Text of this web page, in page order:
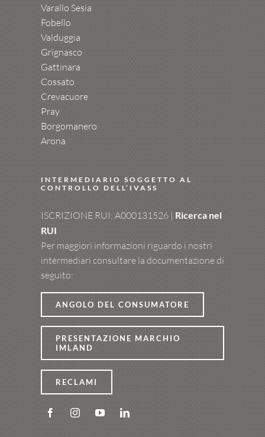
Varallo Sesia
Fobello
Valduggia
Grignasco
Gattinara
Cossato
Crevacuore
Pray
Borgomanero
Arona
INTERMEDIARIO SOGGETTO AL
CONTROLLO DELL’IVASS
ISCRIZIONE RUI: A000131526 | Ricerca nel
RUI
Per maggiori informazioni riguardo i nostri
intermediari consultare la documentazione di
seguito:
ANGOLO DEL CONSUMATORE
PRESENTAZIONE MARCHIO
IMLAND
RECLAMI